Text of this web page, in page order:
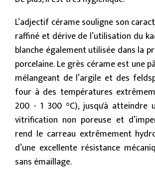
L’adjectif cérame souligne son
raffiné et dérive de l’utilisation du
blanche également utilisée dans la
porcelaine. Le grès cérame est une
mélangeant de l’argile et des
four à des températures
200 - 1 300 °C), jusqu'à atteindre
vitrification non poreuse et
rend le carreau extrêmement
d’une excellente résistance
sans émaillage.